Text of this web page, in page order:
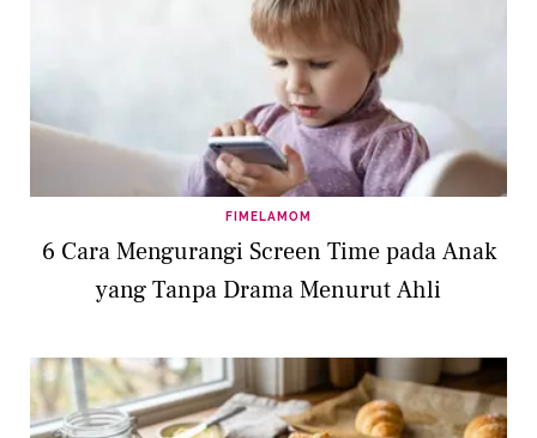
FIMELAMOM
6 Cara Mengurangi Screen Time pada Anak
yang Tanpa Drama Menurut Ahli